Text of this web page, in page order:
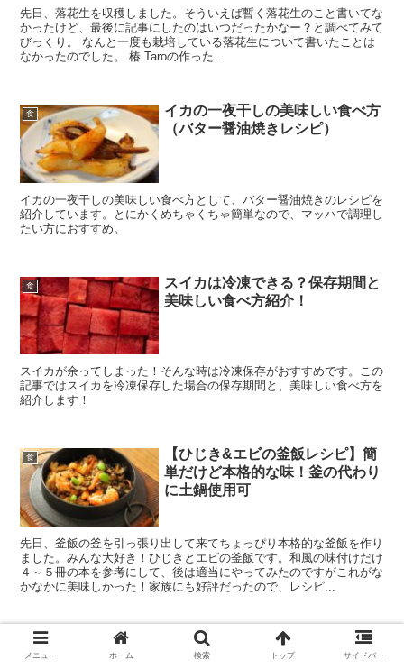
先日、落花生を収穫しました。そういえば暫く落花生のこと書いてな
かったけど、最後に記事にしたのはいつだったかなー？と調べてみて
びっくり。 なんと一度も栽培している落花生について書いたことは
なかったのでした。 椿 Taroの作った...
食
イカの一夜干しの美味しい食べ方
（バター醤油焼きレシピ）
イカの一夜干しの美味しい食べ方として、バター醤油焼きのレシピを
紹介しています。とにかくめちゃくちゃ簡単なので、マッハで調理し
たい方におすすめ。
食
スイカは冷凍できる？保存期間と
美味しい食べ方紹介！
スイカが余ってしまった！そんな時は冷凍保存がおすすめです。この
記事ではスイカを冷凍保存した場合の保存期間と、美味しい食べ方を
紹介します！
食
【ひじき&エビの釜飯レシピ】簡
単だけど本格的な味！釜の代わり
に土鍋使用可
先日、釜飯の釜を引っ張り出して来てちょっぴり本格的な釜飯を作り
ました。みんな大好き！ひじきとエビの釜飯です。和風の味付けだけ
４～５冊の本を参考にして、後は適当にやってみたのですがこれがな
かなかに美味しかった！家族にも好評だったので、レシピ...
メニュー ホーム 検索 トップ サイドバー